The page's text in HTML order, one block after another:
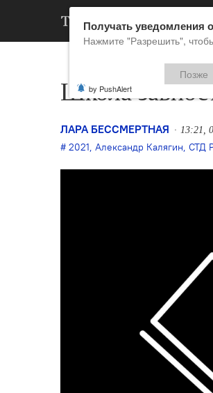
Школа
ЛАРА БЕССМЕРТНАЯ 13:21,
2021, Александр Калягин, СТД
Получать уведомления
Нажмите "Разрешить",
Позже
by PushAlert